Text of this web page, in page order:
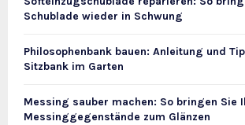
Schublade wieder in Schwung
Philosophenbank bauen: Anleitung und
Sitzbank im Garten
Messing sauber machen: So bringen Sie
Messinggegenstände zum Glänzen